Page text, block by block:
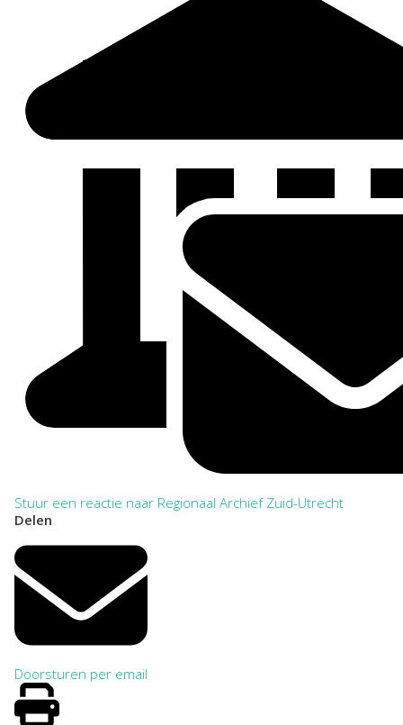
Stuur een reactie naar Regionaal Archief Zuid-Utrecht
Delen
Doorsturen per email